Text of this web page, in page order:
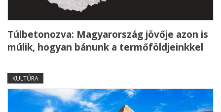
Túlbetonozva: Magyarország jövője azon is
múlik, hogyan bánunk a termőföldjeinkkel
KULTÚRA